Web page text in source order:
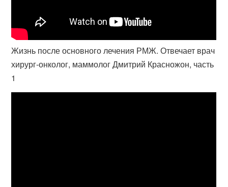
Жизнь после основного лечения РМЖ. Отвечает врач
хирург-онколог, маммолог Дмитрий Красножон, часть
1